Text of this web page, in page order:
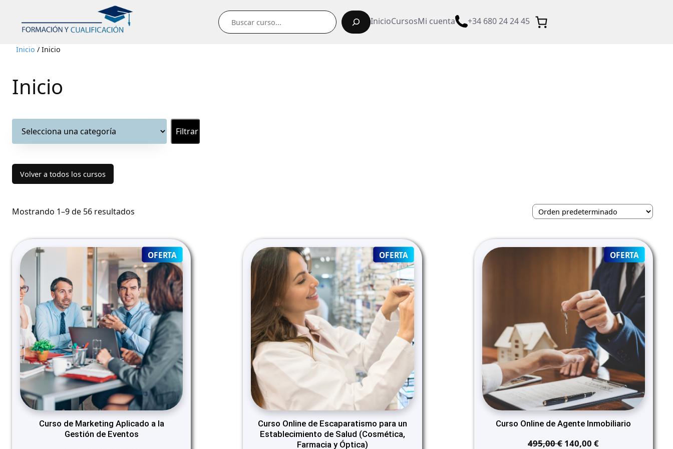
Buscar
InicioCursosMi cuenta +34 680 24 24 45
Inicio / Inicio
Inicio
una
Volver a todos los cursos
Mostrando 1–9 de 56 resultados
OFERTA PRODUCT
ON
SALE
Curso de Marketing Aplicado a la
Gestión de Eventos
OFERTAPRODUCT
ON
SALE
Curso Online de Escaparatismo para un
Establecimiento de Salud (Cosmética,
Farmacia y Óptica)
OFERTA
ON
SALE
Curso Online de Agente Inmobiliario
495,00€ El
140,00€El